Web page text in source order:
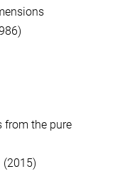
from the pure
(2015)